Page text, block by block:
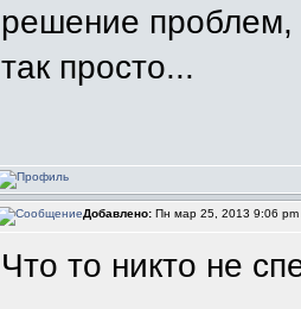
решение проблем,
так просто...
Добавлено: Пн мар 25, 2013 9:06 pm
Что то никто не